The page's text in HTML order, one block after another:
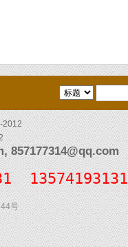
2012
857177314@qq.com
13574193131
号